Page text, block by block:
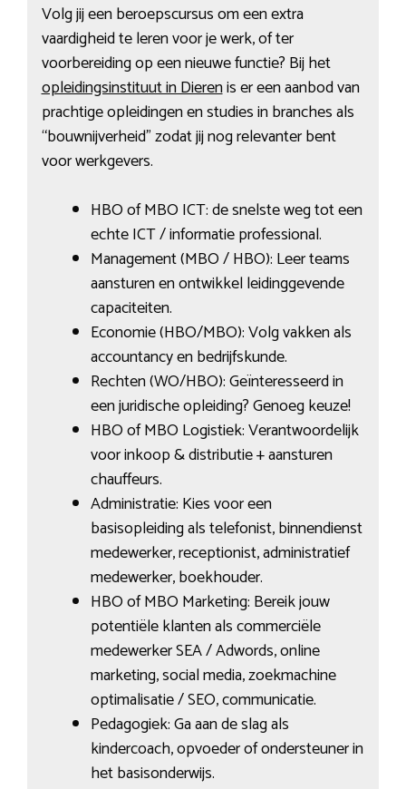
Volg jij een beroepscursus om een extra
vaardigheid te leren voor je werk, of ter
voorbereiding op een nieuwe functie? Bij het
opleidingsinstituut in Dierenis er een aanbod van
prachtige opleidingen en studies in branches als
“bouwnijverheid” zodat jij nog relevanter bent
voor werkgevers.
HBO of MBO ICT: de snelste weg tot een
echte ICT / informatie professional.
Management (MBO / HBO): Leer teams
aansturen en ontwikkel leidinggevende
capaciteiten.
Economie (HBO/MBO): Volg vakken als
accountancy en bedrijfskunde.
Rechten (WO/HBO): Geïnteresseerd in
een juridische opleiding? Genoeg keuze!
HBO of MBO Logistiek: Verantwoordelijk
voor inkoop & distributie + aansturen
chauffeurs.
Administratie: Kies voor een
basisopleiding als telefonist, binnendienst
medewerker, receptionist, administratief
medewerker, boekhouder.
HBO of MBO Marketing: Bereik jouw
potentiële klanten als commerciële
medewerker SEA / Adwords, online
marketing, social media, zoekmachine
optimalisatie / SEO, communicatie.
Pedagogiek: Ga aan de slag als
kindercoach, opvoeder of ondersteuner in
het basisonderwijs.